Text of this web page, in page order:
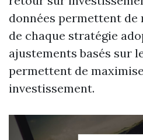
données permettent de
de chaque stratégie
ajustements basés sur
permettent de
investissement.